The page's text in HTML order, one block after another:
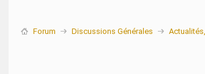
Forum Discussions Générales